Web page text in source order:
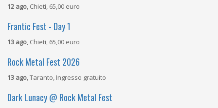
12 ago, Chieti, 65,00 euro
Frantic Fest - Day 1
13 ago, Chieti, 65,00 euro
Rock Metal Fest 2026
13 ago, Taranto, Ingresso gratuito
Dark Lunacy @ Rock Metal Fest